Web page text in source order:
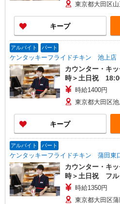
東京都大田区山
キープ
アルバイト パート
ケンタッキーフライドチキン 池上店
カウンター・キ
時＞土日祝
時給1400円
東京都大田区池
キープ
アルバイト パート
ケンタッキーフライドチキン 蒲田東
カウンター・キ
時＞土日祝 フル
時給1350円
東京都大田区蒲